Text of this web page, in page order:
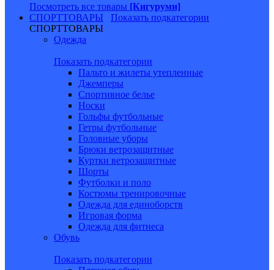
Посмотреть все товары [Кигуруми]
СПОРТТОВАРЫ
Показать подкатегории
СПОРТТОВАРЫ
Одежда
Показать подкатегории
Пальто и жилеты утепленные
Джемперы
Спортивное белье
Носки
Гольфы футбольные
Гетры футбольные
Головные уборы
Брюки ветрозащитные
Куртки ветрозащитные
Шорты
Футболки и поло
Костюмы тренировочные
Одежда для единоборств
Игровая форма
Одежда для фитнеса
Обувь
Показать подкатегории